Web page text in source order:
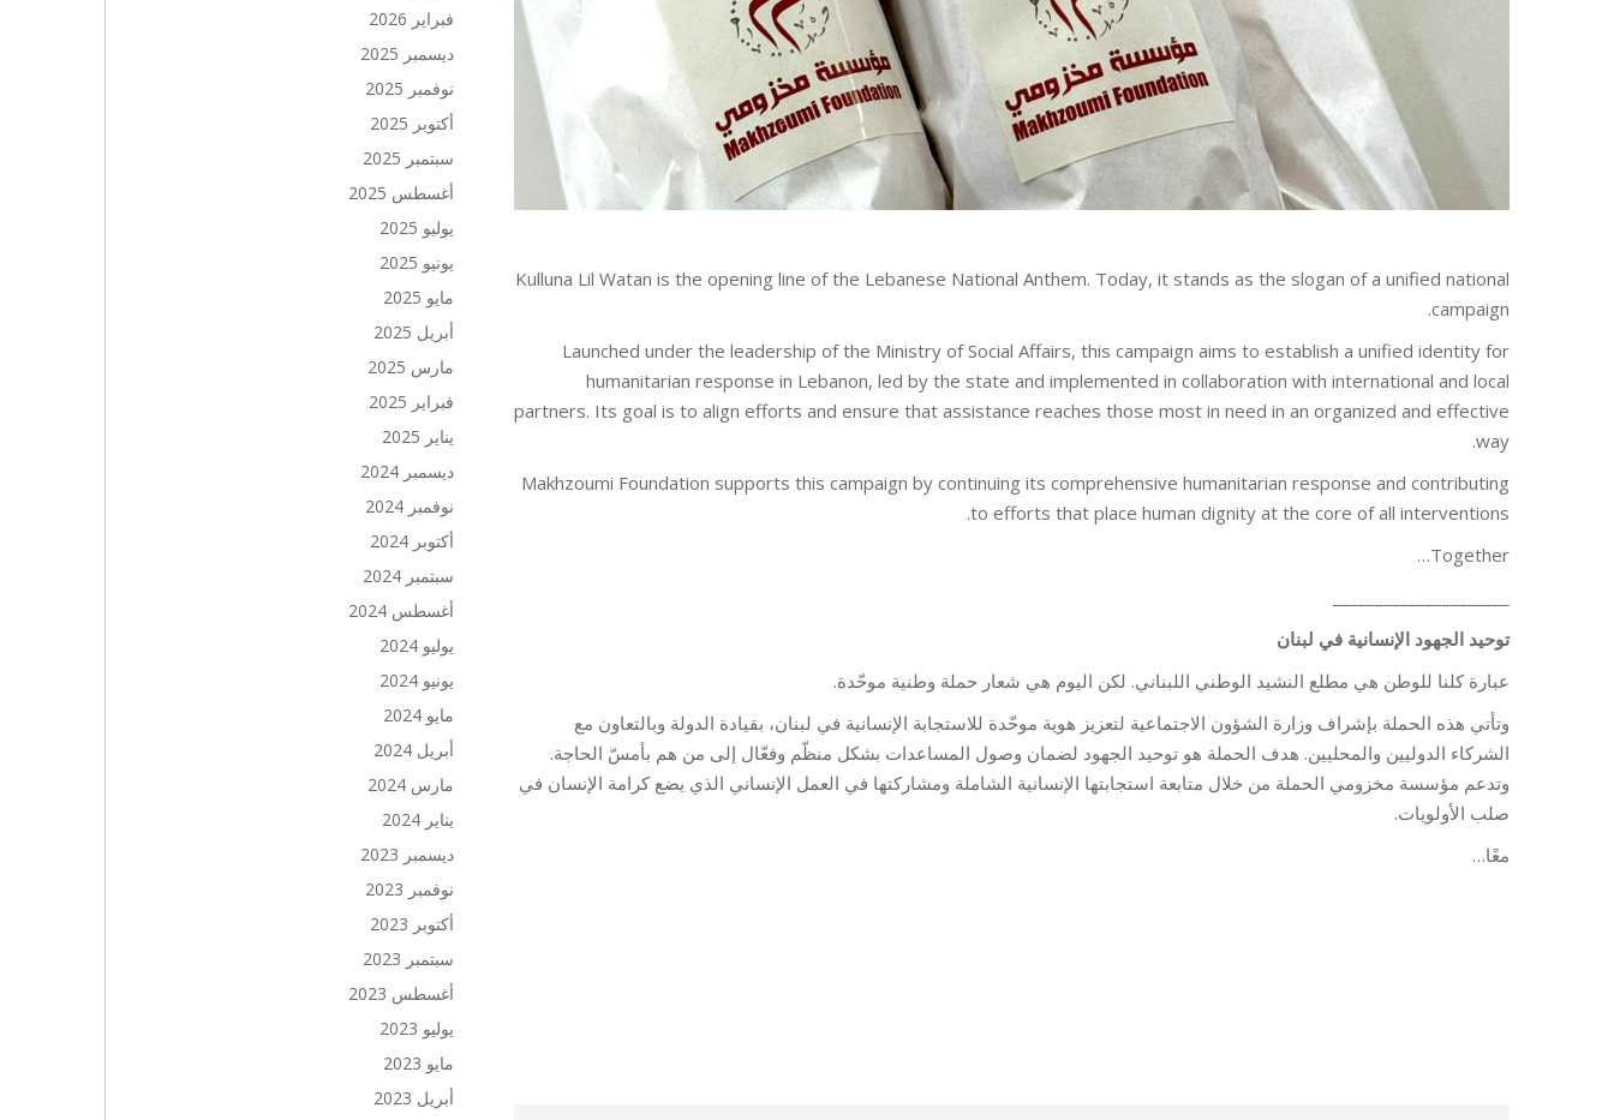
Kulluna Lil Watan is the opening line of the Lebanese National Anthem. Today, it stands as the slogan of a unified national
campaign.
Launched under the leadership of the Ministry of Social Affairs, this campaign aims to establish a unified identity for
humanitarian response in Lebanon, led by the state and implemented in collaboration with international and local
partners. Its goal is to align efforts and ensure that assistance reaches those most in need in an organized and effective
way.
Makhzoumi Foundation supports this campaign by continuing its comprehensive humanitarian response and contributing
to efforts that place human dignity at the core of all interventions.
Together…
توحيد الجهود الإنسانية في لبنان
عبارة كلنا للوطن هي مطلع النشيد الوطني اللبناني. لكن اليوم هي شعار حملة وطنية موحّدة.
وتأتي هذه الحملة بإشراف وزارة الشؤون الاجتماعية لتعزيز هوية موحّدة للاستجابة الإنسانية في لبنان، بقيادة الدولة وبالتعاون مع
الشركاء الدوليين والمحليين. هدف الحملة هو توحيد الجهود لضمان وصول المساعدات بشكل منظّم وفعّال إلى من هم بأمسّ الحاجة.
وتدعم مؤسسة مخزومي الحملة من خلال متابعة استجابتها الإنسانية الشاملة ومشاركتها في العمل الإنساني الذي يضع كرامة الإنسان في
صلب الأولويات.
معًا…
فبراير 2026
ديسمبر 2025
نوفمبر 2025
أكتوبر 2025
سبتمبر 2025
أغسطس 2025
يوليو 2025
يونيو 2025
مايو 2025
أبريل 2025
مارس 2025
فبراير 2025
يناير 2025
ديسمبر 2024
نوفمبر 2024
أكتوبر 2024
سبتمبر 2024
أغسطس 2024
يوليو 2024
يونيو 2024
مايو 2024
أبريل 2024
مارس 2024
يناير 2024
ديسمبر 2023
نوفمبر 2023
أكتوبر 2023
سبتمبر 2023
أغسطس 2023
يوليو 2023
مايو 2023
أبريل 2023